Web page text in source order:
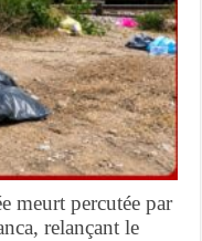
meurt percutée par
relançant le